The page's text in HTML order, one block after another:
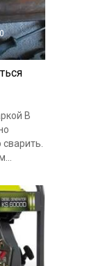
В